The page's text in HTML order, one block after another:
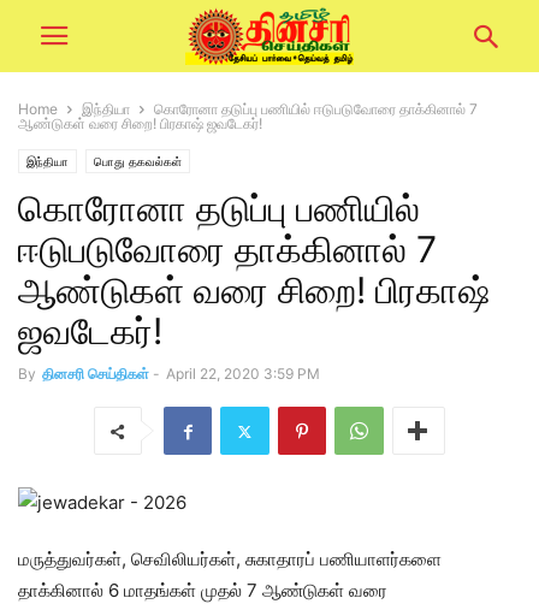
Home இந்தியா
கொரோனா தடுப்பு பணியில் ஈடுபடுவோரை தாக்கினால் 7
ஆண்டுகள் வரை சிறை! பிரகாஷ் ஜவடேகர்!
இந்தியா பொது தகவல்கள்
கொரோனா தடுப்பு பணியில்
ஈடுபடுவோரை தாக்கினால் 7
ஆண்டுகள் வரை சிறை! பிரகாஷ்
ஜவடேகர்!
By தினசரி செய்திகள் - April 22, 2020 3:59 PM
மருத்துவர்கள், செவிலியர்கள், சுகாதாரப் பணியாளர்களை
தாக்கினால் 6 மாதங்கள் முதல் 7 ஆண்டுகள் வரை